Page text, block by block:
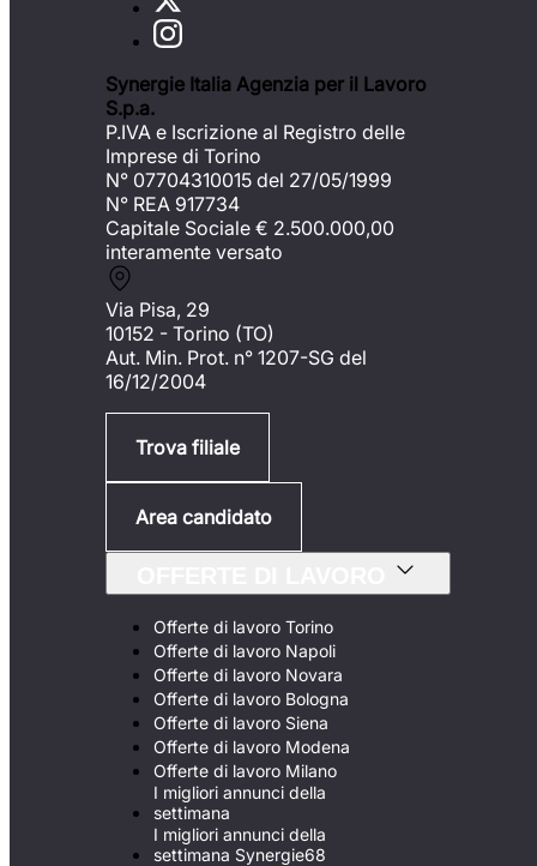
Synergie Italia Agenzia per il Lavoro
S.p.a.
P.IVA e Iscrizione al Registro delle
Imprese di Torino
N° 07704310015 del 27/05/1999
N° REA 917734
Capitale Sociale € 2.500.000,00
interamente versato
Via Pisa, 29
10152 - Torino (TO)
Aut. Min. Prot. n° 1207-SG del
16/12/2004
Trova filiale
Area candidato
Offerte di lavoro Torino
Offerte di lavoro Napoli
Offerte di lavoro Novara
Offerte di lavoro Bologna
Offerte di lavoro Siena
Offerte di lavoro Modena
Offerte di lavoro Milano
I migliori annunci della
settimana
I migliori annunci della
settimana Synergie68